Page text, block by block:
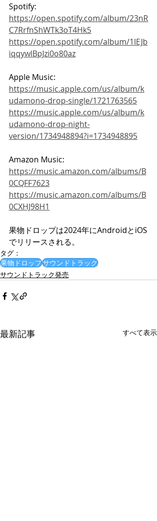
Spotify:
https://open.spotify.com/album/23nR
C7RrfnShWTk3oT4Hk5
https://open.spotify.com/album/1IEJb
iqqywlBpJzi0o80az
Apple Music:
https://music.apple.com/us/album/k
udamono-drop-single/1721763565
https://music.apple.com/us/album/k
udamono-drop-night-
version/1734948894?i=1734948895
Amazon Music:
https://music.amazon.com/albums/B
0CQFF7623
https://music.amazon.com/albums/B
0CXHJ98H1
果物ドロップは2024年にAndroidとiOS
でリリースされる。
タグ：
果物ドロップサウンドトラック
サウンドトラック発売
最新記事 すべて表示